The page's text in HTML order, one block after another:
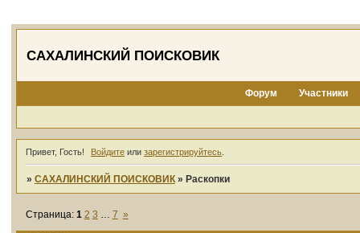
САХАЛИНСКИЙ ПОИСКОВИК
Форум Участники
Привет, Гость! Войдите илизарегистрируйтесь
» САХАЛИНСКИЙ ПОИСКОВИК » Раскопки
Страница: 1 2 3 … 7 »